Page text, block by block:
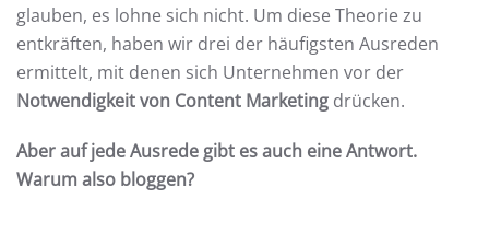
glauben, es lohne sich nicht. Um diese Theorie zu
entkräften, haben wir drei der häufigsten Ausreden
ermittelt, mit denen sich Unternehmen vor der
Notwendigkeit von Content Marketing drücken.
Aber auf jede Ausrede gibt es auch eine Antwort.
Warum also bloggen?